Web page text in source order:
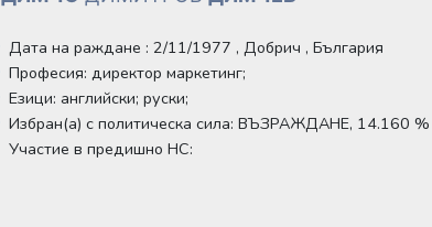
Дата на раждане : 2/11/1977 , Добрич , България
Професия: директор маркетинг;
Езици: английски;руски;
Избран(а) с политическа сила:ВЪЗРАЖДАНЕ, 14.160 %
Участие в предишно НС: